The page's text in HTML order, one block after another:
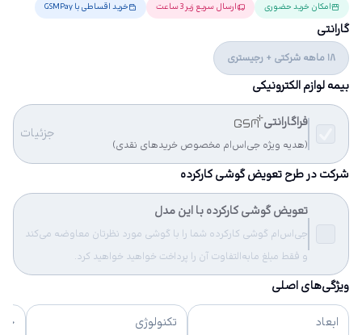
امکان خرید حضوری ارسال سریع زیر 3 ساعت خرید اقساطی با GSMPay
گارانتی
18 ماهه شرکتی + رجیستری
بیمه لوازم الکترونیکی
فراگارانتی
(هدیه ویژه جی‌اس‌ام مخصوص خریدهای نقدی)
جزئیات
شرکت در طرح تعویض گوشی کارکرده
تعویض گوشی کارکرده با این مدل
جی‌اس‌ام گوشی کارکرده شما را با گوشی مورد نظرتان معاوضه می‌کند
و فقط مبلغ مابه‌التفاوت آن را پرداخت خواهید خواهید کرد.
ویژگی‌های اصلی
ابعاد
تکنولوژی